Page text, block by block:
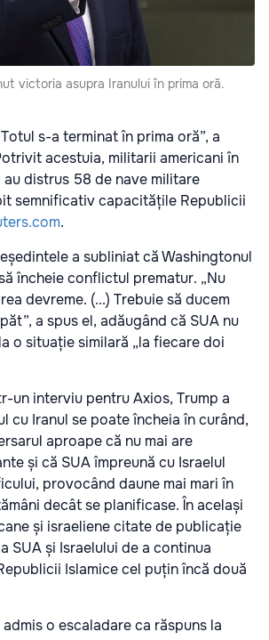
victoria asupra Iranului în prima oră.
s-a terminat în prima oră”, a
acestuia, militarii americani în
distrus 58 de nave militare
semnificativ capacitățile Republicii
.
a subliniat că Washingtonul
încheie conflictul prematur. „Nu
devreme. (...) Trebuie să ducem
a spus el, adăugând că SUA nu
o situație similară „la fiecare doi
un interviu pentru Axios, Trump a
cu Iranul se poate încheia în curând,
aproape că nu mai are
și că SUA împreună cu Israelul
provocând daune mai mari în
decât se planificase. În același
și israeliene citate de publicație
SUA și Israelului de a continua
Islamice cel puțin încă două
o escaladare ca răspuns la